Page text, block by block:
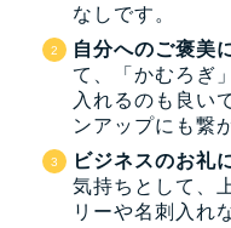
なしです。
自分へのご褒美
て、「かむろぎ
入れるのも良い
ンアップにも繋
ビジネスのお礼
気持ちとして、
リーや名刺入れ